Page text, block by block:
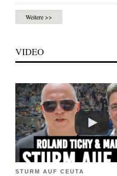
Weitere >>
VIDEO
STURM AUF CEUTA